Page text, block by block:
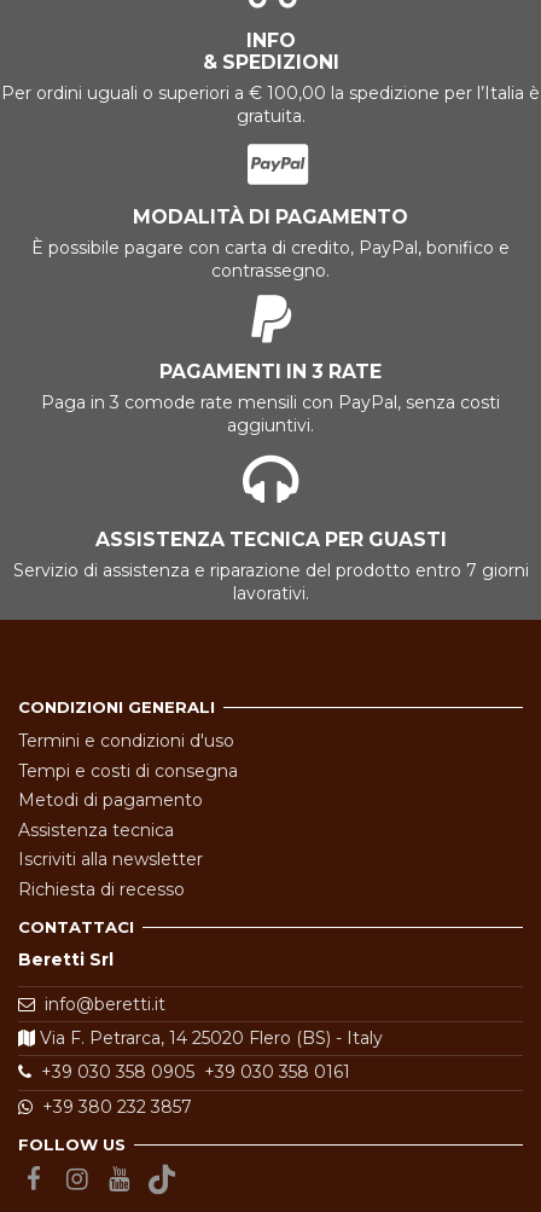
INFO
& SPEDIZIONI
Per ordini uguali o superiori a € 100,00 la spedizione per l’Italia è
gratuita.
MODALITÀ DI PAGAMENTO
È possibile pagare con carta di credito, PayPal, bonifico e
contrassegno.
PAGAMENTI IN 3 RATE
Paga in 3 comode rate mensili con PayPal, senza costi
aggiuntivi.
ASSISTENZA TECNICA PER GUASTI
Servizio di assistenza e riparazione del prodotto entro 7 giorni
lavorativi.
CONDIZIONI GENERALI
Termini e condizioni d'uso
Tempi e costi di consegna
Metodi di pagamento
Assistenza tecnica
Iscriviti alla newsletter
Richiesta di recesso
CONTATTACI
Beretti Srl
info@beretti.it
Via F. Petrarca, 14 25020 Flero (BS) - Italy
+39 030 358 0905 +39 030 358 0161
+39 380 232 3857
FOLLOW US